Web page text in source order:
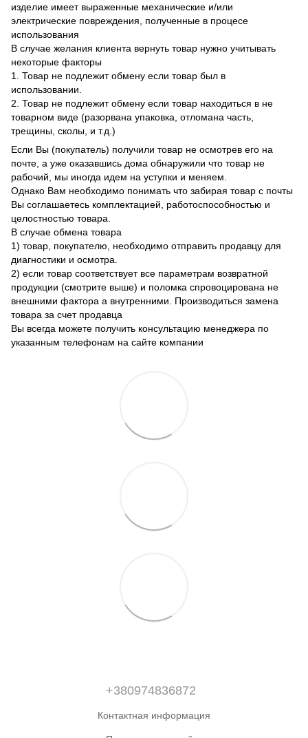
изделие имеет выраженные механические и/или
электрические повреждения, полученные в процесе
использования
В случае желания клиента вернуть товар нужно учитывать
некоторые факторы
1. Товар не подлежит обмену если товар был в
использовании.
2. Товар не подлежит обмену если товар находиться в не
товарном виде (разорвана упаковка, отломана часть,
трещины, сколы, и т.д.)
Если Вы (покупатель) получили товар не осмотрев его на
почте, а уже оказавшись дома обнаружили что товар не
рабочий, мы иногда идем на уступки и меняем.
Однако Вам необходимо понимать что забирая товар с почты
Вы соглашаетесь комплектацией, работоспособностью и
целостностью товара.
В случае обмена товара
1) товар, покупателю, необходимо отправить продавцу для
диагностики и осмотра.
2) если товар соответствует все параметрам возвратной
продукции (смотрите выше) и поломка спровоцирована не
внешними фактора а внутренними. Производиться замена
товара за счет продавца
Вы всегда можете получить консультацию менеджера по
указанным телефонам на сайте компании
+380974836872
Контактная информация